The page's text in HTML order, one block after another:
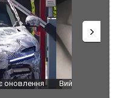
легендарного